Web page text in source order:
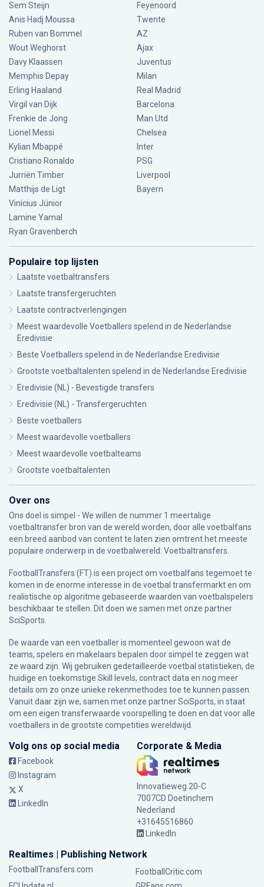
Sem Steijn
Anis Hadj Moussa
Ruben van Bommel
Wout Weghorst
Davy Klaassen
Memphis Depay
Erling Haaland
Virgil van Dijk
Frenkie de Jong
Lionel Messi
Kylian Mbappé
Cristiano Ronaldo
Jurriën Timber
Matthijs de Ligt
Vinícius Júnior
Lamine Yamal
Ryan Gravenberch
Feyenoord
Twente
AZ
Ajax
Juventus
Milan
Real Madrid
Barcelona
Man Utd
Chelsea
Inter
PSG
Liverpool
Bayern
Populaire top lijsten
Laatste voetbaltransfers
Laatste transfergeruchten
Laatste contractverlengingen
Meest waardevolle Voetballers spelend in de Nederlandse
Eredivisie
Beste Voetballers spelend in de Nederlandse Eredivisie
Grootste voetbaltalenten spelend in de Nederlandse Eredivisie
Eredivisie (NL) - Bevestigde transfers
Eredivisie (NL) - Transfergeruchten
Beste voetballers
Meest waardevolle voetballers
Meest waardevolle voetbalteams
Grootste voetbaltalenten
Over ons
Ons doel is simpel - We willen de nummer 1 meertalige
voetbaltransfer bron van de wereld worden, door alle voetbalfans
een breed aanbod van content te laten zien omtrent het meeste
populaire onderwerp in de voetbalwereld: Voetbaltransfers.
FootballTransfers (FT) is een project om voetbalfans tegemoet te
komen in de enorme interesse in de voetbal transfermarkt en om
realistische op algoritme gebaseerde waarden van voetbalspelers
beschikbaar te stellen. Dit doen we samen met onze partner
SciSports
De waarde van een voetballer is momenteel gewoon wat de
teams, spelers en makelaars bepalen door simpel te zeggen wat
ze waard zijn. Wij gebruiken gedetailleerde voetbal statistieken, de
huidige en toekomstige Skill levels, contract data en nog meer
details om zo onze unieke rekenmethodes toe te kunnen passen.
Vanuit daar zijn we, samen met onze partner SciSports, in staat
om een eigen transferwaarde voorspelling te doen en dat voor alle
voetballers in de grootste competities wereldwijd.
Volg ons op social media
Facebook
Instagram
X
LinkedIn
Corporate & Media
Innovatieweg 20-C
7007CD Doetinchem
Nederland
+31645516860
LinkedIn
Realtimes | Publishing Network
FootballTransfers.com
FootballCritic.com